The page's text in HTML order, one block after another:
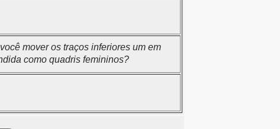
mover os traços inferiores um em
como quadris femininos?